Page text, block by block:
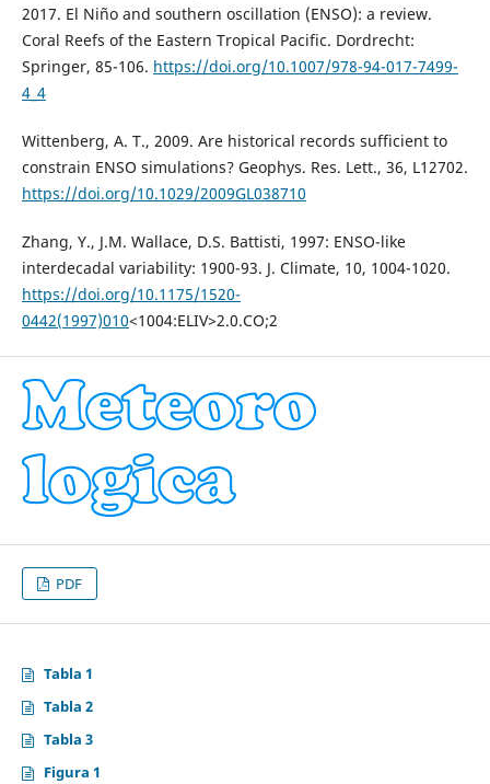
2017. El Niño and southern oscillation (ENSO): a review.
Coral Reefs of the Eastern Tropical Pacific. Dordrecht:
Springer, 85-106. https://doi.org/10.1007/978-94-017-7499-
4_4
Wittenberg, A. T., 2009. Are historical records sufficient to
constrain ENSO simulations? Geophys. Res. Lett., 36, L12702.
https://doi.org/10.1029/2009GL038710
Zhang, Y., J.M. Wallace, D.S. Battisti, 1997: ENSO-like
interdecadal variability: 1900-93. J. Climate, 10, 1004-1020.
https://doi.org/10.1175/1520-
0442(1997)010<1004:ELIV>2.0.CO;2
PDF
Tabla 1
Tabla 2
Tabla 3
Figura 1